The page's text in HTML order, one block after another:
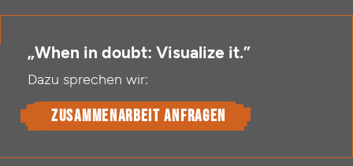
„When in doubt: Visualize it.”
Dazu sprechen wir:
Zusammenarbeit anfragen